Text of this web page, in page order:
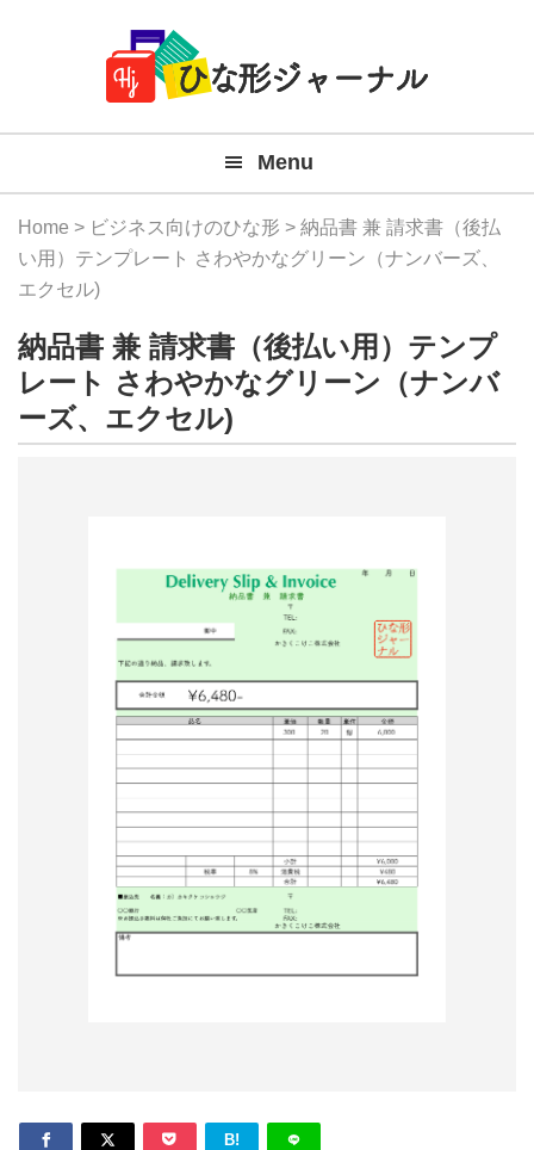
Navigation
料
テ
プ
レ
ト
(Mac
Menu
Home > ビジネス向けのひな形 > 納品書 兼 請求書（後払
い用）テンプレート さわやかなグリーン（ナンバーズ、
エクセル)
納品書 兼 請求書（後払い用）テンプ
レート さわやかなグリーン（ナンバ
ーズ、エクセル)
B!